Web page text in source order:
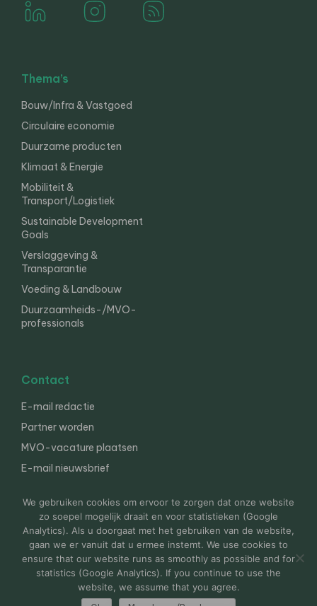
Thema’s
Bouw/Infra & Vastgoed
Circulaire economie
Duurzame producten
Klimaat & Energie
Mobiliteit &
Transport/Logistiek
Sustainable Development
Goals
Verslaggeving &
Transparantie
Voeding & Landbouw
Duurzaamheids-/MVO-
professionals
Contact
E-mail redactie
Partner worden
MVO-vacature plaatsen
E-mail nieuwsbrief
© 2000-2026 Van der Molen EIS Colofon
Disclaimer
Privacy
We gebruiken cookies om ervoor te zorgen dat onze website
zo soepel mogelijk draait en voor statistieken (Google
Analytics). Als u doorgaat met het gebruiken van de website,
gaan we er vanuit dat u ermee instemt. We use cookies to
ensure that our website runs as smoothly as possible and for
statistics (Google Analytics). If you continue to use the
website, we assume that you agree.